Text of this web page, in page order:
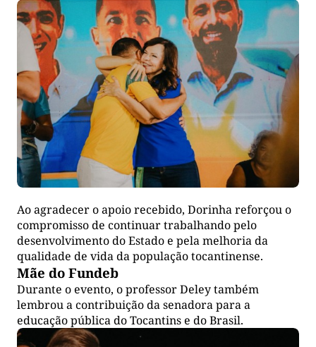
Ao agradecer o apoio recebido, Dorinha reforçou o
compromisso de continuar trabalhando pelo
desenvolvimento do Estado e pela melhoria da
qualidade de vida da população tocantinense.
Mãe do Fundeb
Durante o evento, o professor Deley também
lembrou a contribuição da senadora para a
educação pública do Tocantins e do Brasil.